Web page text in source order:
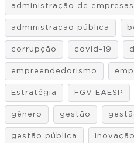
administração de empresas
administração pública
corrupção covid-19
empreendedorismo
Estratégia FGV EAESP
gênero gestão
gestão pública inovação